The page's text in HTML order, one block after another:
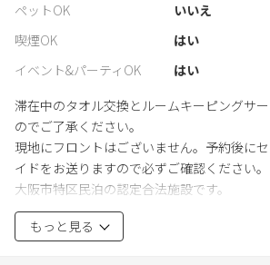
ペットOK
いいえ
喫煙OK
はい
イベント&パーティOK
はい
滞在中のタオル交換とルームキーピングサ
のでご了承ください。
現地にフロントはございません。予約後に
イドをお送りますので必ずご確認ください。
大阪市特区民泊の認定合法施設です。
ペットを連れての滞在はお断りしております
頂きます。
もっと見る